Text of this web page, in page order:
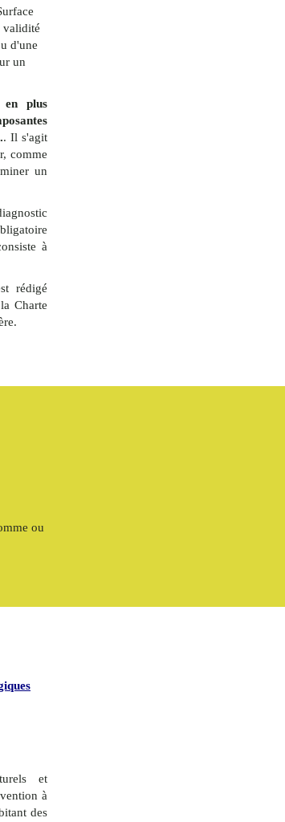
validité
d'une
un
en plus
. Il s'agit
comme
un
à
rédigé
Charte
ou
et
à
des